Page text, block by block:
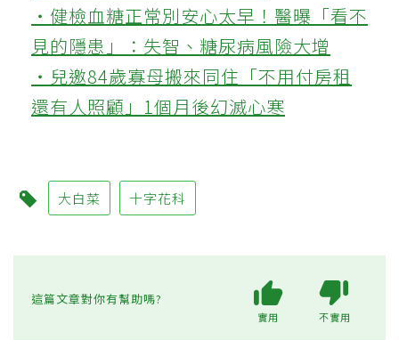
‧健檢血糖正常別安心太早！醫曝「看不
見的隱患」：失智、糖尿病風險大增
‧兒邀84歲寡母搬來同住「不用付房租
還有人照顧」1個月後幻滅心寒
大白菜 十字花科
這篇文章對你有幫助嗎?
實用 不實用